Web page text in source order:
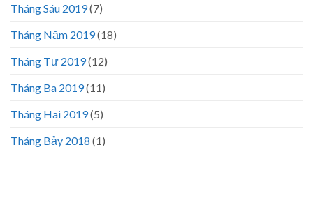
Tháng Sáu 2019(7)
Tháng Năm 2019(18)
Tháng Tư 2019(12)
Tháng Ba 2019(11)
Tháng Hai 2019(5)
Tháng Bảy 2018 (1)